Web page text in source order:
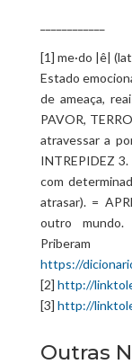
[1] me·do |ê|
Estado
de ameaça,
PAVOR,
atravessar a
INTREPIDEZ
com
atrasar). =
outro mundo.
https://
[2] http://
[3] http://
Outras